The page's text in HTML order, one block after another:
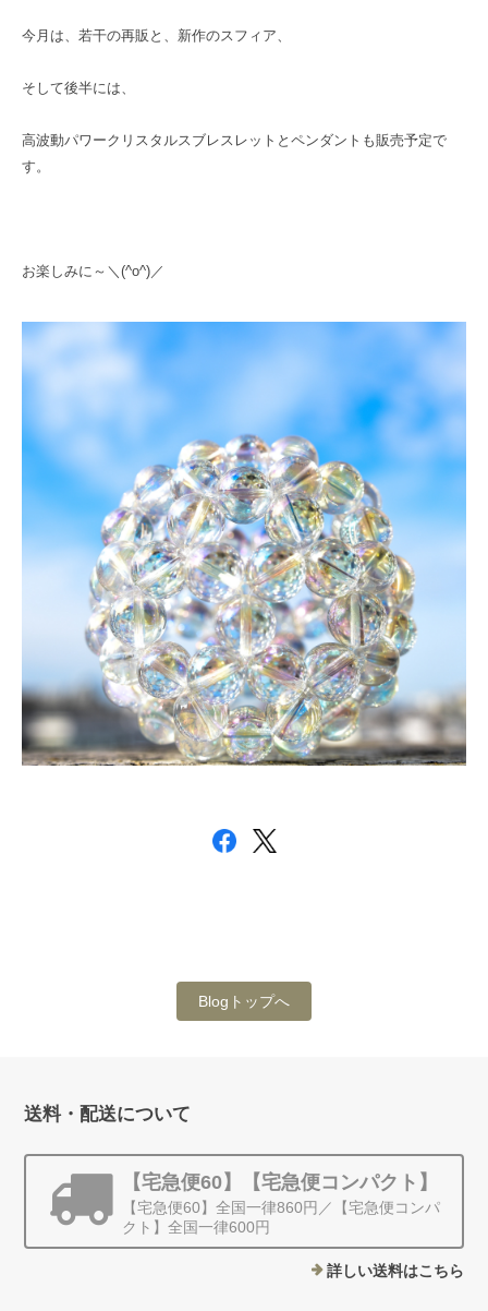
今月は、若干の再販と、新作のスフィア、
そして後半には、
高波動パワークリスタルスブレスレットとペンダントも販売予定で
す。
お楽しみに～＼(^o^)／
Blogトップへ
送料・配送について
【宅急便60】【宅急便コンパクト】
【宅急便60】全国一律860円／【宅急便コンパ
クト】全国一律600円
詳しい送料はこちら